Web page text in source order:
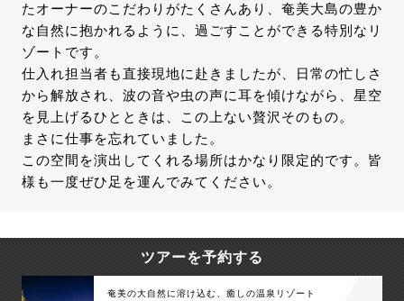
たオーナーのこだわりがたくさんあり、奄美大島の豊か
な自然に抱かれるように、過ごすことができる特別なリ
ゾートです。
仕入れ担当者も直接現地に赴きましたが、
日常の忙しさ
から解放され、波の音や虫の声に耳を傾けながら、星空
を見上げるひとときは、この上ない贅沢そのもの。
まさに仕事を忘れていました。
この空間を演出してくれる場所はかなり限定的です。皆
様も一度ぜひ足を運んでみてください。
ツアーを予約する
奄美の大自然に溶け込む、癒しの温泉リゾート